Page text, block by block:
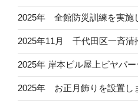
2025年 全館防災訓練を実施
2025年11月 千代田区一斉清
2025年 岸本ビル屋上ビヤパ
2025年 お正月飾りを設置し